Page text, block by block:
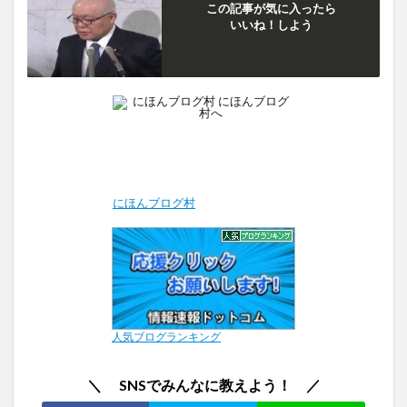
この記事が気に入ったら
いいね！しよう
にほんブログ村
人気ブログランキング
＼ SNSでみんなに教えよう！ ／